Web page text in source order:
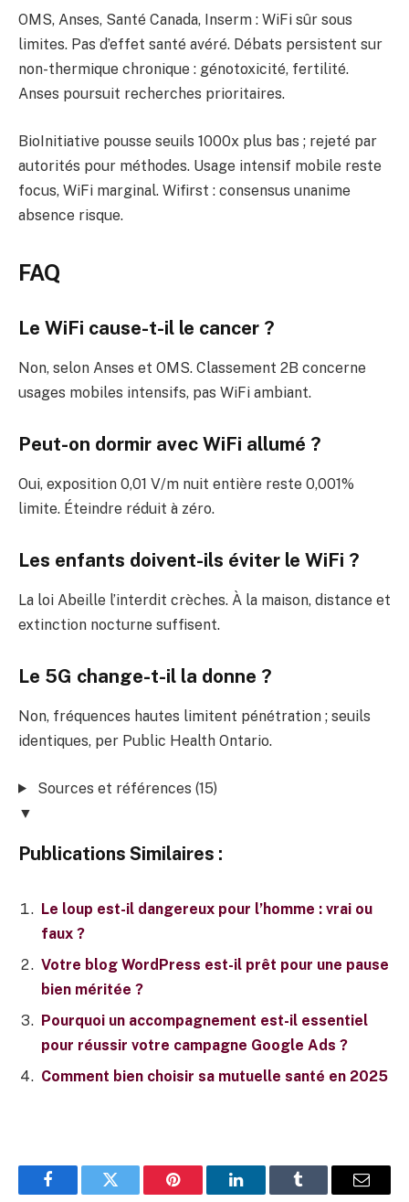
OMS, Anses, Santé Canada, Inserm : WiFi sûr sous
limites. Pas d’effet santé avéré. Débats persistent sur
non-thermique chronique : génotoxicité, fertilité.
Anses poursuit recherches prioritaires.
BioInitiative pousse seuils 1000x plus bas ; rejeté par
autorités pour méthodes. Usage intensif mobile reste
focus, WiFi marginal. Wifirst : consensus unanime
absence risque.
FAQ
Le WiFi cause-t-il le cancer ?
Non, selon Anses et OMS. Classement 2B concerne
usages mobiles intensifs, pas WiFi ambiant.
Peut-on dormir avec WiFi allumé ?
Oui, exposition 0,01 V/m nuit entière reste 0,001%
limite. Éteindre réduit à zéro.
Les enfants doivent-ils éviter le WiFi ?
La loi Abeille l’interdit crèches. À la maison, distance et
extinction nocturne suffisent.
Le 5G change-t-il la donne ?
Non, fréquences hautes limitent pénétration ; seuils
identiques, per Public Health Ontario.
Sources et références (15)
▼
Publications Similaires :
Le loup est-il dangereux pour l’homme : vrai ou
faux ?
Votre blog WordPress est-il prêt pour une pause
bien méritée ?
Pourquoi un accompagnement est-il essentiel
pour réussir votre campagne Google Ads ?
Comment bien choisir sa mutuelle santé en 2025
FacebookTwitter Pinterest LinkedInTumblr E-